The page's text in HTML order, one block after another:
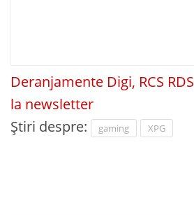
Deranjamente Digi, RCS RDS
la newsletter
Știri despre:
gaming XPG